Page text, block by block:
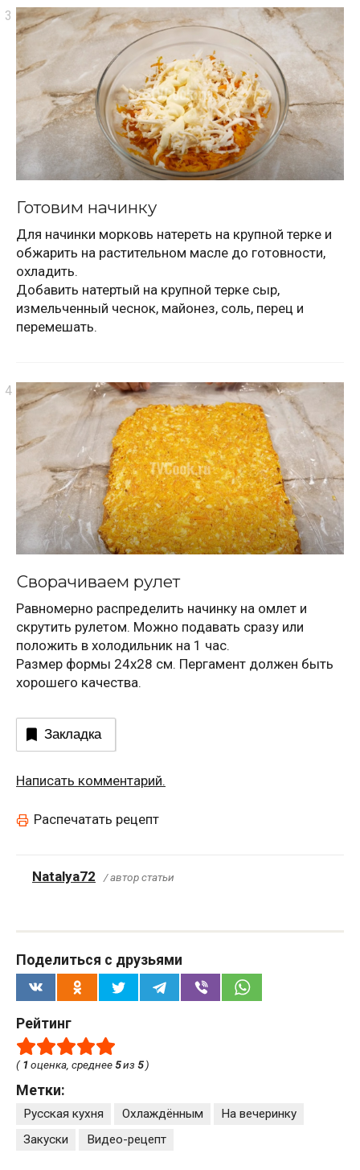
Готовим начинку
Для начинки морковь натереть на крупной терке и
обжарить на растительном масле до готовности,
охладить.
Добавить натертый на крупной терке сыр,
измельченный чеснок, майонез, соль, перец и
перемешать.
Сворачиваем рулет
Равномерно распределить начинку на омлет и
скрутить рулетом. Можно подавать сразу или
положить в холодильник на 1 час.
Размер формы 24х28 см. Пергамент должен быть
хорошего качества.
Закладка
Написать комментарий.
Распечатать рецепт
Natalya72 / автор статьи
Поделиться с друзьями
Рейтинг
( 1оценка, среднее5из 5)
Метки:
Русская кухня Охлаждённым
На вечеринку
Закуски
Видео-рецепт